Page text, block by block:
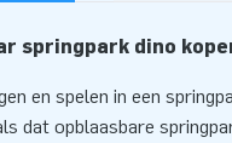
springpark dino
en spelen in een
dat opblaasbare